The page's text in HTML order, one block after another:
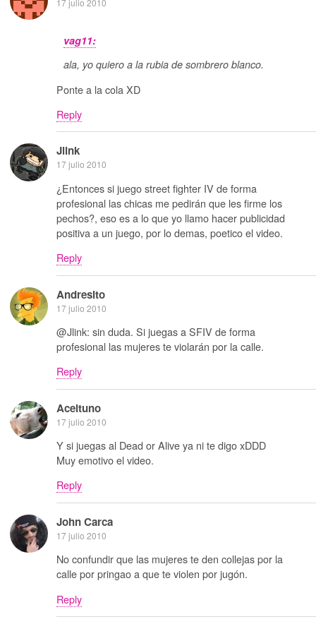
17 julio 2010
vag11:
ala, yo quiero a la rubia de sombrero blanco.
Ponte a la cola XD
Reply
Jlink
17 julio 2010
¿Entonces si juego street fighter IV de forma
profesional las chicas me pedirán que les firme los
pechos?, eso es a lo que yo llamo hacer publicidad
positiva a un juego, por lo demas, poetico el video.
Reply
Andresito
17 julio 2010
@Jlink: sin duda. Si juegas a SFIV de forma
profesional las mujeres te violarán por la calle.
Reply
Aceituno
17 julio 2010
Y si juegas al Dead or Alive ya ni te digo xDDD
Muy emotivo el video.
Reply
John Carca
17 julio 2010
No confundir que las mujeres te den collejas por la
calle por pringao a que te violen por jugón.
Reply